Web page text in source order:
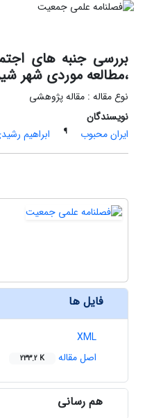
بررسی جنبه های
،مطالعه موردی شهر
نوع مقاله : مقاله پژوهشی
نویسندگان
ایران محبوب
¶ ابراهیم
فایل ها
XML
اصل مقاله
233.2 K
هم رسانی